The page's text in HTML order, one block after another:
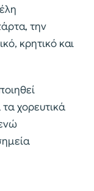
την
κρητικό και
χορευτικά